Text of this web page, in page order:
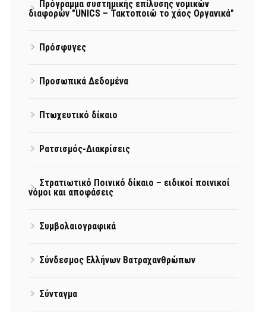
Πρόγραμμα συστημικής επίλυσης νομικών
διαφορών "UNICS – Τακτοποιώ το χάος Οργανικά"
Πρόσφυγες
Προσωπικά Δεδομένα
Πτωχευτικό δίκαιο
Ρατσισμός-Διακρίσεις
Στρατιωτικό Ποινικό δίκαιο – ειδικοί ποινικοί
νόμοι και αποφάσεις
Συμβολαιογραφικά
Σύνδεσμος Ελλήνων Βατραχανθρώπων
Σύνταγμα